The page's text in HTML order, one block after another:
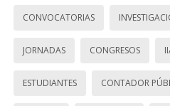
CONVOCATORIAS
JORNADAS CONGRESOS
ESTUDIANTES CONTADOR